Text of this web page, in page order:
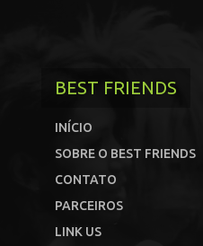
BEST FRIENDS
INÍCIO
SOBRE O BEST FRIENDS
CONTATO
PARCEIROS
LINK US